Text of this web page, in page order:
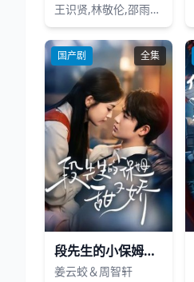
王识贤,林敬伦,邵雨薇,袁澧林,吴思贤,林思宇,周兴哲,黄冠智,叶子绮
国产剧 全集
段先生的小保姆甜又娇
姜云蛟＆周智轩